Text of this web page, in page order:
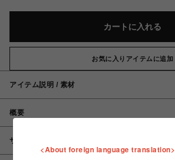
カートに入れる
お気に入りアイテムに追加
アイテム説明 / 素材
概要
サイズ
<About foreign language translation>